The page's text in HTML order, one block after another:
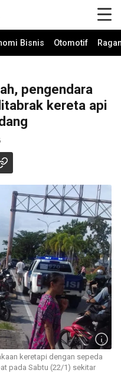
Bisnis Otomotif
pengendara
kereta api
keretapi dengan sepeda
pada Sabtu (22/1) sekitar